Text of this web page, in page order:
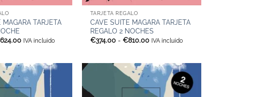
TARJETA
624.00Rango
€249.00
hasta
€624.00
IVA incluido
TARJETA REGALO
CAVE SUITE MAGARA TARJETA
REGALO 2 NOCHES
€374.00 - €810.00Rango
€374.00
hasta
€810.00
IVA incluido